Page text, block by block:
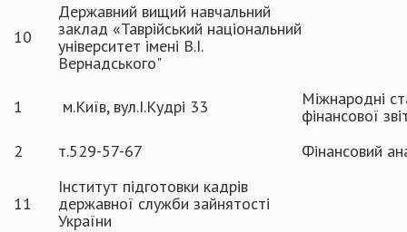
10
Державний вищий навчальний
заклад «Таврійський національний
університет імені В.І.
Вернадського"
1 м.Київ, вул.І.Кудрі 33
Міжнародні
фінансової
2
т.529-57-67 Фінансовий
11
Інститут підготовки кадрів
державної служби зайнятості
України